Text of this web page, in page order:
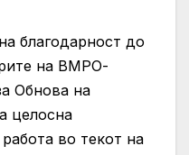
благодарност до
на ВМРО-
Обнова на
целосна
во текот на